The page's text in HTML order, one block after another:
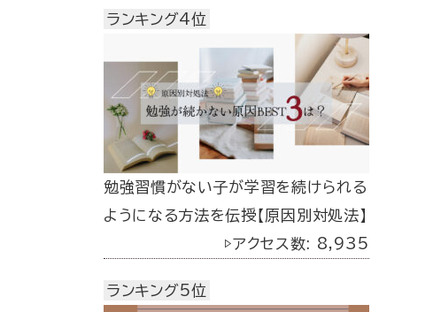
ランキング4位
勉強習慣がない子が学習を続けられる
ようになる方法を伝授【原因別対処法】
▷アクセス数: 8,935
ランキング5位